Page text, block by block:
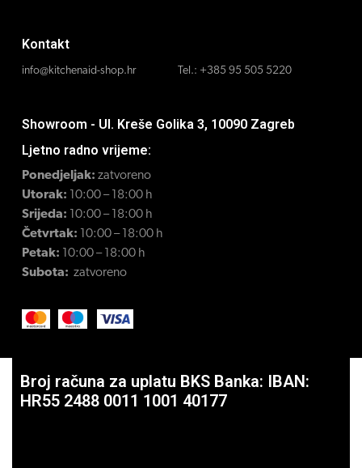
Kontakt
info@kitchenaid-shop.hr Tel.: +385 95 505 5220
Showroom - Ul. Kreše Golika 3, 10090 Zagreb
Ljetno radno vrijeme:
Ponedjeljak: zatvoreno
Utorak: 10:00 – 18:00 h
Srijeda: 10:00 – 18:00 h
Četvrtak: 10:00 – 18:00 h
Petak: 10:00 – 18:00 h
Subota: zatvoreno
Broj računa za uplatu BKS Banka: IBAN:
HR55 2488 0011 1001 40177